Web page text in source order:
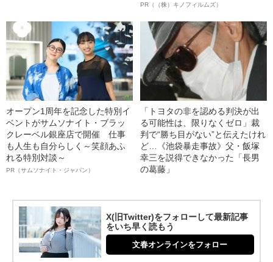
PR（（株）キノフィルムズ）
オープン1周年を記念した特別イ
ベントがサムソナイト・ブラッ
クレーベル銀座店で開催 仕事
も人生も自分らしく～笑顔あふ
れる特別対談～
PR（サムソナイト・ジャパン）
「トヨタの非を認める判決が出
る可能性は、限りなくゼロ」裁
判で“勝ち目がない”と伝えたけれ
ど…《池袋暴走事故》父・飯塚
幸三を説得できなかった「長男
の葛藤」
X(旧Twitter)をフォローして最新記事
をいち早く読もう
文春オンラインをフォロー